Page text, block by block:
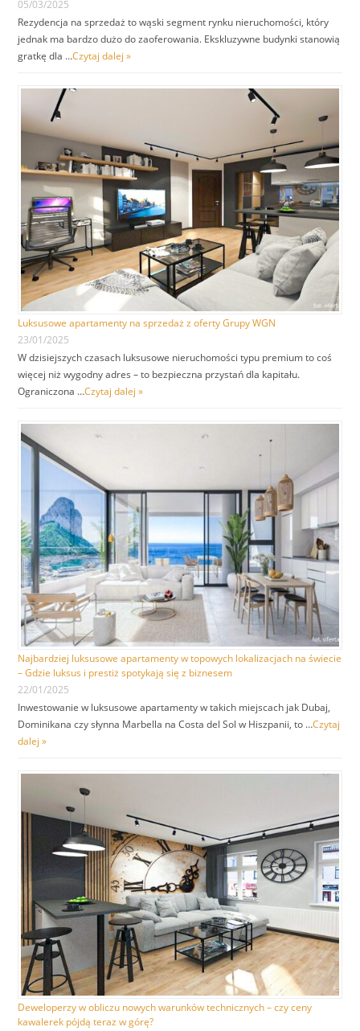
05/03/2025
Rezydencja na sprzedaż to wąski segment rynku nieruchomości, który
jednak ma bardzo dużo do zaoferowania. Ekskluzywne budynki stanowią
gratkę dla …Czytaj dalej »
Luksusowe apartamenty na sprzedaż z oferty Grupy WGN
23/01/2025
W dzisiejszych czasach luksusowe nieruchomości typu premium to coś
więcej niż wygodny adres – to bezpieczna przystań dla kapitału.
Ograniczona …Czytaj dalej »
Najbardziej luksusowe apartamenty w topowych lokalizacjach na świecie
– Gdzie luksus i prestiż spotykają się z biznesem
22/01/2025
Inwestowanie w luksusowe apartamenty w takich miejscach jak Dubaj,
Dominikana czy słynna Marbella na Costa del Sol w Hiszpanii, to …Czytaj
dalej »
Deweloperzy w obliczu nowych warunków technicznych – czy ceny
kawalerek pójdą teraz w górę?